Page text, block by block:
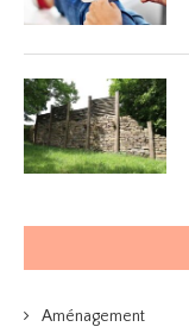
Aménagement